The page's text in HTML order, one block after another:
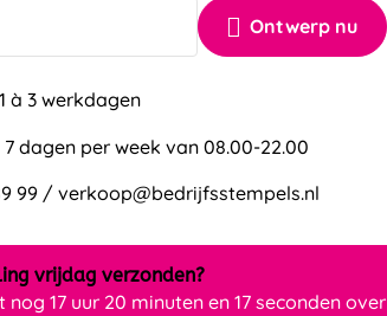
Ontwerp nu
à 3 werkdagen
dagen per week van 08.00-22.00
99 / verkoop@bedrijfsstempels.nl
vrijdag verzonden?
nog 17 uur 20 minuten en 17 seconden over